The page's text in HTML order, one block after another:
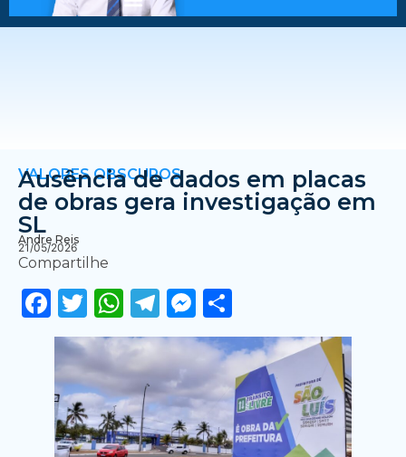
VALORES OBSCUROS
Ausência de dados em placas
de obras gera investigação em
SL
Andre Reis
21/05/2026
Compartilhe
Facebook
Twitter
WhatsApp
Telegram
Messenger